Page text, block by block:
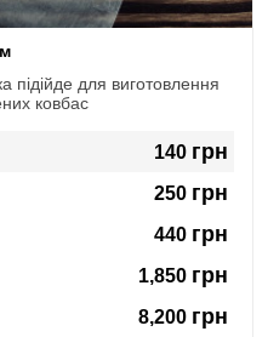
підійде для виготовлення
ковбас
140 грн
250 грн
440 грн
1,850 грн
8,200 грн